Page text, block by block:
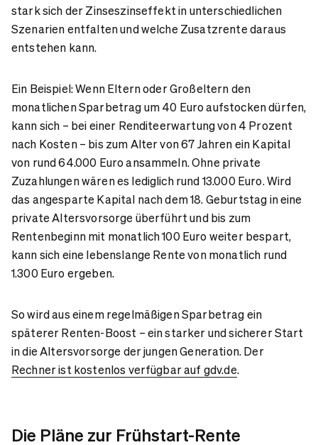
stark sich der Zinseszinseffekt in unterschiedlichen
Szenarien entfalten und welche Zusatzrente daraus
entstehen kann.
Ein Beispiel: Wenn Eltern oder Großeltern den
monatlichen Sparbetrag um 40 Euro aufstocken dürfen,
kann sich – bei einer Renditeerwartung von 4 Prozent
nach Kosten – bis zum Alter von 67 Jahren ein Kapital
von rund 64.000 Euro ansammeln. Ohne private
Zuzahlungen wären es lediglich rund 13.000 Euro. Wird
das angesparte Kapital nach dem 18. Geburtstag in eine
private Altersvorsorge überführt und bis zum
Rentenbeginn mit monatlich 100 Euro weiter bespart,
kann sich eine lebenslange Rente von monatlich rund
1.300 Euro ergeben.
So wird aus einem regelmäßigen Sparbetrag ein
späterer Renten-Boost – ein starker und sicherer Start
in die Altersvorsorge der jungen Generation. Der
Rechner ist kostenlos verfügbar auf gdv.de.
Die Pläne zur Frühstart-Rente